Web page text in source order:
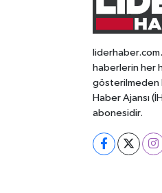
haberlerin her
gösterilmeden
Haber Ajansı
abonesidir.